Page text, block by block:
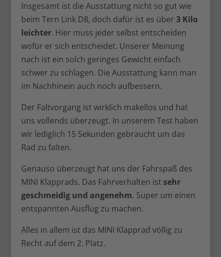
Insgesamt ist die Ausstattung nicht so gut wie
beim Tern Link D8, doch dafür ist es über 3 Kilo
leichter. Hier muss jeder selbst entscheiden
wofür er sich entscheidet. Unserer Meinung
nach ist ein solch geringes Gewicht einfach
schwer zu schlagen. Die Ausstattung kann man
im Nachhinein auch noch aufbessern.
Der Faltvorgang ist wirklich makellos und hat
uns vollends überzeugt. In unserem Test haben
wir lediglich 15 Sekunden gebraucht um das
Rad zu falten.
Genauso überzeugt hat uns der Fahrspaß des
MINI Klapprads. Das Fahrverhalten ist sehr
geschmeidig und angenehm. Super um einen
entspannten Ausflug zu machen.
Alles in allem ist das MINI Klapprad völlig zu
Recht auf dem 2. Platz.